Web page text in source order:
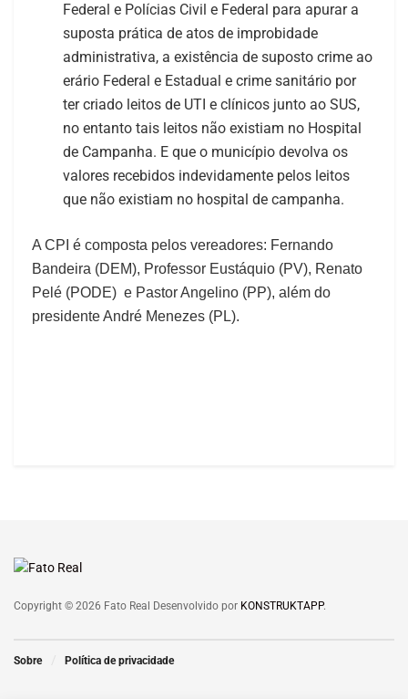
Federal e Polícias Civil e Federal para apurar a
suposta prática de atos de improbidade
administrativa, a existência de suposto crime ao
erário Federal e Estadual e crime sanitário por
ter criado leitos de UTI e clínicos junto ao SUS,
no entanto tais leitos não existiam no Hospital
de Campanha. E que o município devolva os
valores recebidos indevidamente pelos leitos
que não existiam no hospital de campanha.
A CPI é composta pelos vereadores: Fernando
Bandeira (DEM), Professor Eustáquio (PV), Renato
Pelé (PODE) e Pastor Angelino (PP), além do
presidente André Menezes (PL).
Copyright © 2026 Fato Real Desenvolvido por KONSTRUKTAPP.
Sobre Política de privacidade